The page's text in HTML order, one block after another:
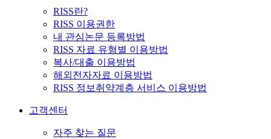
RISS란?
RISS 이용권한
내 관심논문 등록방법
RISS 자료 유형별 이용방법
복사/대출 이용방법
해외전자자료 이용방법
RISS 정보취약계층 서비스 이용방법
고객센터
자주 찾는 질문